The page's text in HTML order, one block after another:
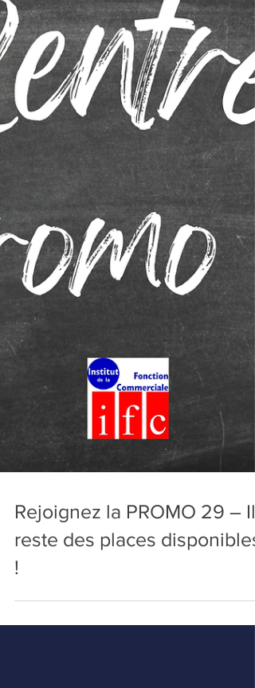
Rejoignez la PROMO 29 – Il
reste des places disponibles
!